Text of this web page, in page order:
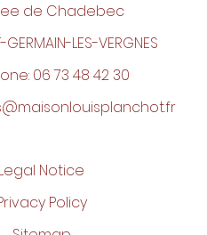
de Chadebec
LES-VERGNES
06 73 48 42 30
Legal Notice
Policy